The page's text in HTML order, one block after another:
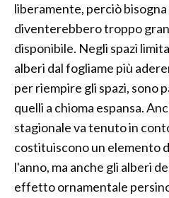
liberamente, perciò
diventerebbero troppo
disponibile. Negli spazi
alberi dal fogliame più
per riempire gli spazi, sono
quelli a chioma espansa.
stagionale va tenuto in
costituiscono un elemento
l'anno, ma anche gli alberi
effetto ornamentale